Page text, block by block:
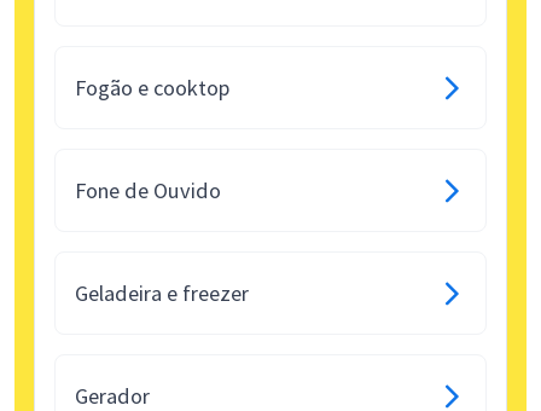
Fogão e cooktop
Fone de Ouvido
Geladeira e freezer
Gerador